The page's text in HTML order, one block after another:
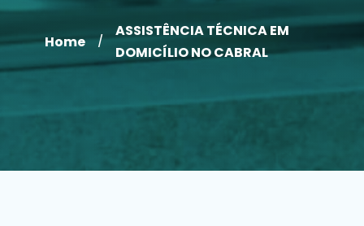
Home /
ASSISTÊNCIA TÉCNICA EM
DOMICÍLIO NO CABRAL